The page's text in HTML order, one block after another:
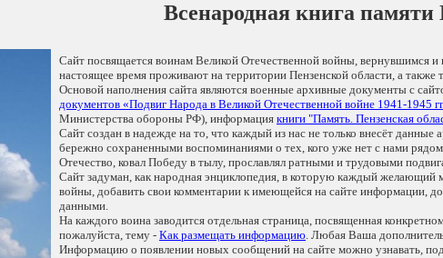
Всенародная книга памяти
Сайт посвящается воинам Великой Отечественной войны, вернувшимся
настоящее время проживают на территории Пензенской области, а
Основой наполнения сайта являются военные архивные документы с
документов «Подвиг Народа в Великой Отечественной войне 1941-1945
Министерства обороны РФ), информация книги "Память. Пензенская
Сайт создан в надежде на то, что каждый из нас не только внесёт
бережно сохраненными воспоминаниями о тех, кого уже нет с нами
Отечество, ковал Победу в тылу, прославлял ратными и трудовыми
Сайт задуман, как народная энциклопедия, в которую каждый
войны, добавить свои комментарии к имеющейся на сайте
данными.
На каждого воина заводится отдельная страница, посвященная
пожалуйста, тему - Как размещать информацию. Любая Ваша
Информацию о появлении новых сообщений на сайте можно узнавать,